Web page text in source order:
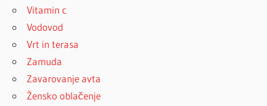
Vitamin c
Vodovod
Vrt in terasa
Zamuda
Zavarovanje avta
Žensko oblačenje